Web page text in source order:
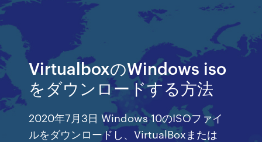
VirtualboxのWindows iso
をダウンロードする方法
2020年7月3日 Windows 10のISOファイ
ルをダウンロードし、VirtualBoxまたは